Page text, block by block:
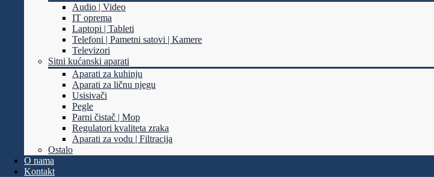
Audio | Video
IT oprema
Laptopi | Tableti
Telefoni | Pametni satovi | Kamere
Televizori
Sitni kućanski aparati
Aparati za kuhinju
Aparati za ličnu njegu
Usisivači
Pegle
Parni čistač | Mop
Regulatori kvaliteta zraka
Aparati za vodu | Filtracija
Ostalo
O nama
Kontakt